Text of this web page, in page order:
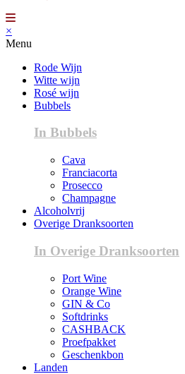
×
Menu
Rode Wijn
Witte wijn
Rosé wijn
Bubbels
In Bubbels
Cava
Franciacorta
Prosecco
Champagne
Alcoholvrij
Overige Dranksoorten
In Overige Dranksoorten
Port Wine
Orange Wine
GIN & Co
Softdrinks
CASHBACK
Proefpakket
Geschenkbon
Landen